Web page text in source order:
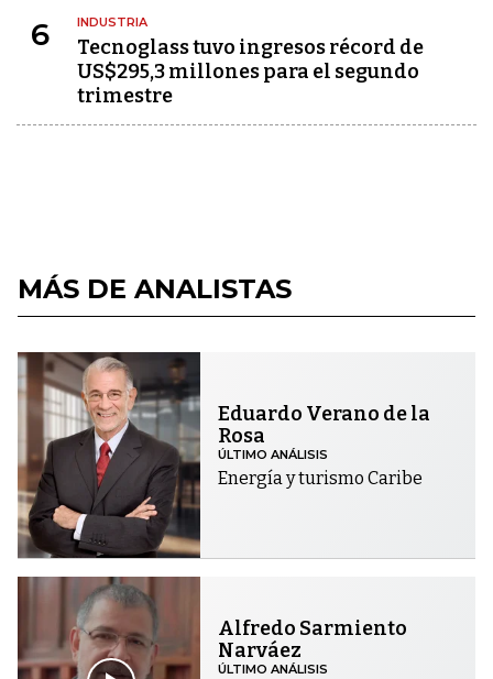
6 INDUSTRIA
Tecnoglass tuvo ingresos récord de
US$295,3 millones para el segundo
trimestre
MÁS DE ANALISTAS
Eduardo Verano de la
Rosa
ÚLTIMO ANÁLISIS
Energía y turismo Caribe
Alfredo Sarmiento
Narváez
ÚLTIMO ANÁLISIS